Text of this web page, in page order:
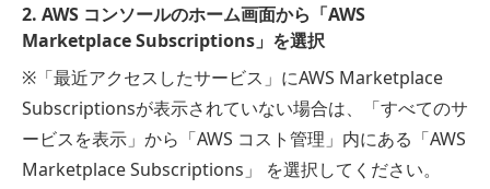
2. AWS コンソールのホーム画面から「AWS
Marketplace Subscriptions」を選択
※「最近アクセスしたサービス」にAWS Marketplace
Subscriptionsが表示されていない場合は、「すべてのサ
ービスを表示」から「AWS コスト管理」内にある「AWS
Marketplace Subscriptions」 を選択してください。